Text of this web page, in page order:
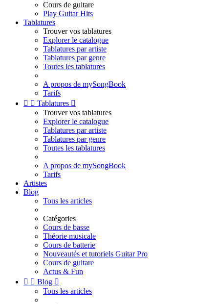
Cours de guitare
Play Guitar Hits
Tablatures
Trouver vos tablatures
Explorer le catalogue
Tablatures par artiste
Tablatures par genre
Toutes les tablatures
A propos de mySongBook
Tarifs
  Tablatures 
Trouver vos tablatures
Explorer le catalogue
Tablatures par artiste
Tablatures par genre
Toutes les tablatures
A propos de mySongBook
Tarifs
Artistes
Blog
Tous les articles
Catégories
Cours de basse
Théorie musicale
Cours de batterie
Nouveautés et tutoriels Guitar Pro
Cours de guitare
Actus & Fun
  Blog 
Tous les articles